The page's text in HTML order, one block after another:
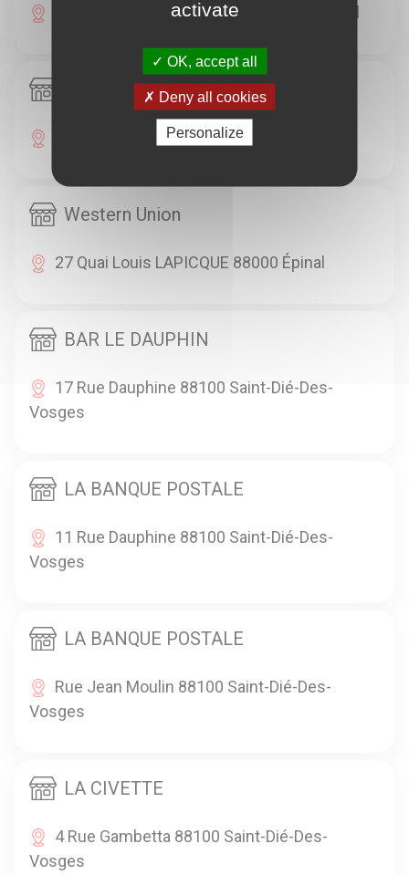
30 Ter Route De Remiremont 88000 Épinal
LA BANQUE POSTALE
10 Rue Aristide Briand 88000 Épinal
Western Union
27 Quai Louis LAPICQUE 88000 Épinal
BAR LE DAUPHIN
17 Rue Dauphine 88100 Saint-Dié-Des-
Vosges
LA BANQUE POSTALE
11 Rue Dauphine 88100 Saint-Dié-Des-
Vosges
LA BANQUE POSTALE
Rue Jean Moulin 88100 Saint-Dié-Des-
Vosges
LA CIVETTE
4 Rue Gambetta 88100 Saint-Dié-Des-
Vosges
activate
OK, accept all
Deny all cookies
Personalize